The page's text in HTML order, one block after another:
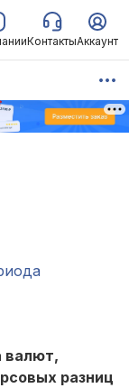
КонтактыАккаунт
валют,
разниц